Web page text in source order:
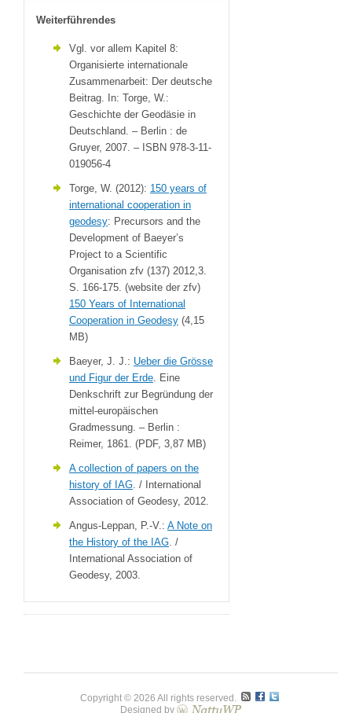
Weiterführendes
Vgl. vor allem Kapitel 8:
Organisierte internationale
Zusammenarbeit: Der deutsche
Beitrag. In: Torge, W.:
Geschichte der Geodäsie in
Deutschland. – Berlin : de
Gruyer, 2007. – ISBN 978-3-11-
019056-4
Torge, W. (2012): 150 years of
international cooperation in
geodesy: Precursors and the
Development of Baeyer’s
Project to a Scientific
Organisation zfv (137) 2012,3.
S. 166-175. (website der zfv)
150 Years of International
Cooperation in Geodesy (4,15
MB)
Baeyer, J. J.: Ueber die Grösse
und Figur der Erde . Eine
Denkschrift zur Begründung der
mittel-europäischen
Gradmessung. – Berlin :
Reimer, 1861. (PDF, 3,87 MB)
A collection of papers on the
history of IAG . / International
Association of Geodesy, 2012.
Angus-Leppan, P.-V.: A Note on
the History of the IAG . /
International Association of
Geodesy, 2003.
Copyright © 2026 All rights reserved.
Designed by